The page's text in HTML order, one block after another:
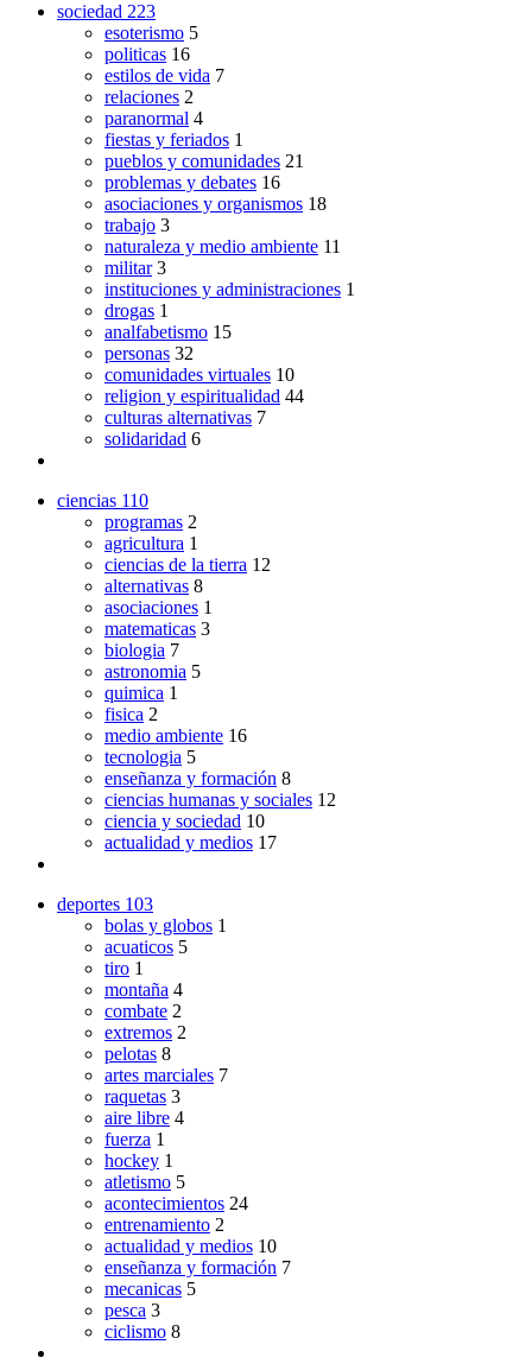
sociedad 223
esoterismo 5
politicas 16
estilos de vida 7
relaciones 2
paranormal 4
fiestas y feriados 1
pueblos y comunidades 21
problemas y debates 16
asociaciones y organismos 18
trabajo 3
naturaleza y medio ambiente 11
militar 3
instituciones y administraciones 1
drogas 1
analfabetismo 15
personas 32
comunidades virtuales 10
religion y espiritualidad 44
culturas alternativas 7
solidaridad 6
ciencias 110
programas 2
agricultura 1
ciencias de la tierra 12
alternativas 8
asociaciones 1
matematicas 3
biologia 7
astronomia 5
quimica 1
fisica 2
medio ambiente 16
tecnologia 5
enseñanza y formación 8
ciencias humanas y sociales 12
ciencia y sociedad 10
actualidad y medios 17
deportes 103
bolas y globos 1
acuaticos 5
tiro 1
montaña 4
combate 2
extremos 2
pelotas 8
artes marciales 7
raquetas 3
aire libre 4
fuerza 1
hockey 1
atletismo 5
acontecimientos 24
entrenamiento 2
actualidad y medios 10
enseñanza y formación 7
mecanicas 5
pesca 3
ciclismo 8